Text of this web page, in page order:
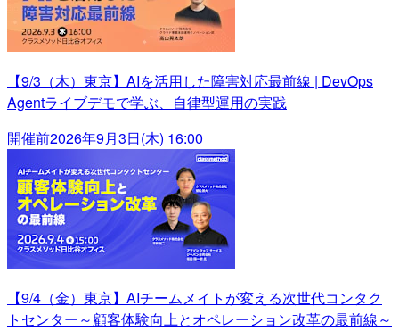
【9/3（木）東京】AIを活用した障害対応最前線 | DevOps
Agentライブデモで学ぶ、自律型運用の実践
開催前2026年9月3日(木) 16:00
【9/4（金）東京】AIチームメイトが変える次世代コンタク
トセンター～顧客体験向上とオペレーション改革の最前線～